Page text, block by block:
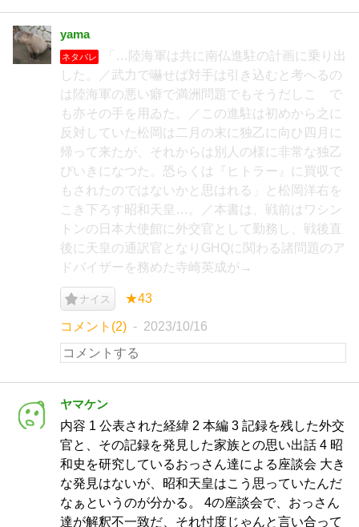
yama
ネタバレ
「…陸海軍は共に南仏進駐の計画に乗り出
した。／武力で嚇せば対手は引き込むと考へるの
は陸海軍の悪い癖で満洲問題でもそうだしこゝで
も亦その手を用ゐた。／この進駐は初めから之に
反対していた松岡は二月の末に独乙に向ひ四月に
帰って来たが、それからは別人の様に非常な独乙
びいきになつた。恐らくは『ヒトラー』に買収で
もされたのではないかと思はれる」と松岡洋右を
こき下ろす昭和天皇…。／本書は、戦前はワシン
トンの日本大使館に外交官として勤務し、戦後直
後に天皇の通訳官となりGHQに関わる諸問題のア
ドバイザーを務めた寺崎英成が→
ナイス ★43
コメント(2) 2023/10/16
ヤマケン
内容 1 公表された経緯 2 本編 3 記録を残した外交
官と、その記録を発見した家族との思い出話 4 昭
和史を研究しているおっさん達による座談会 大き
な発見はないが、昭和天皇はこう思っていたんだ
なぁというのが分かる。 4の座談会で、おっさん
達が解釈不一致だ、それ忖度じゃんと言い合って